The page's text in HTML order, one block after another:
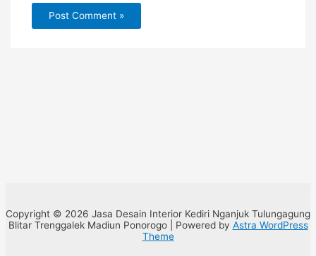
Copyright © 2026 Jasa Desain Interior Kediri Nganjuk Tulungagung
Blitar Trenggalek Madiun Ponorogo | Powered by Astra WordPress
Theme